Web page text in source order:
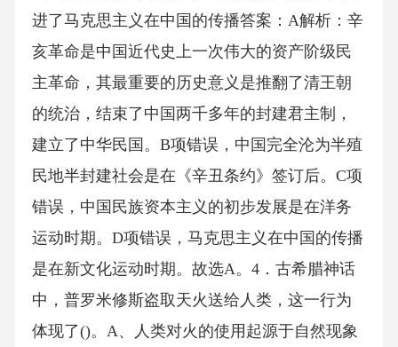
进了马克思主义在中国的传播答案：A解析：辛
亥革命是中国近代史上一次伟大的资产阶级民
主革命，其最重要的历史意义是推翻了清王朝
的统治，结束了中国两千多年的封建君主制，
建立了中华民国。B项错误，中国完全沦为半殖
民地半封建社会是在《辛丑条约》签订后。C项
错误，中国民族资本主义的初步发展是在洋务
运动时期。D项错误，马克思主义在中国的传播
是在新文化运动时期。故选A。4．古希腊神话
中，普罗米修斯盗取天火送给人类，这一行为
体现了()。A、人类对火的使用起源于自然现象